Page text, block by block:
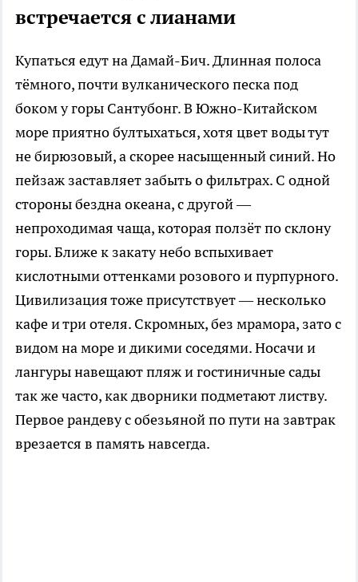
встречается с лианами
Купаться едут на Дамай-Бич. Длинная полоса
тёмного, почти вулканического песка под
боком у горы Сантубонг. В Южно-Китайском
море приятно бултыхаться, хотя цвет воды тут
не бирюзовый, а скорее насыщенный синий. Но
пейзаж заставляет забыть о фильтрах. С одной
стороны бездна океана, с другой —
непроходимая чаща, которая ползёт по склону
горы. Ближе к закату небо вспыхивает
кислотными оттенками розового и пурпурного.
Цивилизация тоже присутствует — несколько
кафе и три отеля. Скромных, без мрамора, зато с
видом на море и дикими соседями. Носачи и
лангуры навещают пляж и гостиничные сады
так же часто, как дворники подметают листву.
Первое рандеву с обезьяной по пути на завтрак
врезается в память навсегда.